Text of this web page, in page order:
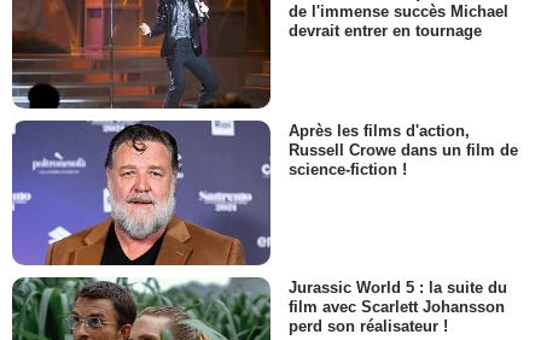
de l'immense succès Michael
devrait entrer en tournage
Après les films d'action,
Russell Crowe dans un film de
science-fiction !
Jurassic World 5 : la suite du
film avec Scarlett Johansson
perd son réalisateur !